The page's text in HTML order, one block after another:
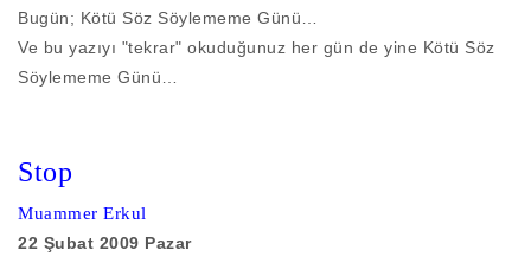
Bugün; Kötü Söz Söylememe Günü…
Ve bu yazıyı "tekrar" okuduğunuz her gün de yine Kötü Söz
Söylememe Günü…
Stop
Muammer Erkul
22 Şubat 2009 Pazar